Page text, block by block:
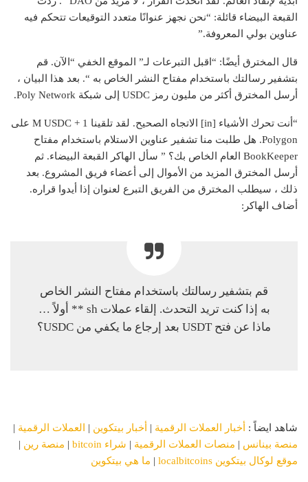
القبعة البيضاء قائلة: “نحن نجهز عنوانًا متعدد التوقيعات تتحكم فيه
عناوين بولي المعروفة.”
قال المخترق أيضًا: “اقبل التبرعات لـ” الموقع الخفي “الآن. قم
بتشفير رسالتك باستخدام مفتاح النشر الخاص به “. بعد هذا البيان ،
أرسل المخترق أكثر من مليون رمز USDC إلى شبكة Poly Network.
“أنت تحرك الأشياء [in] الاتجاه الصحيح. لقد تلقينا 1 + M USDC على
Polygon. هل طلبت منا تشفير عناوين الاستلام باستخدام مفتاح
BookKeeper العام الخاص بك؟ ” سأل الهاكر القبعة البيضاء. ثم
أرسل المخترق المزيد من الأموال إلى أعضاء فريق المشروع. بعد
ذلك ، سيطلب المخترق من الفريق التبرع لعنوان إذا أيدوا قراره.
أضاف الهاكر:
قم بتشفير رسالتك باستخدام مفتاح النشر الخاص
به إذا كنت تريد التحدث. إلقاء عملات sh ** أولاً …
ماذا عن فتح USDT بعد إرجاع ما يكفي من USDC؟
شاهد ايضاً : أخبار العملات الرقمية | أخبار بيتكوين | العملات الرقمية |
منصة بينانس | منصات العملات الرقمية | شراء bitcoin | منصة رين |
موقع لوكال بيتكوين localbitcoins
| ما هي بيتكوين